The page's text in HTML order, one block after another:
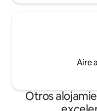
Aire
Otros